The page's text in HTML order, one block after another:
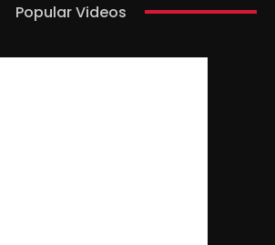
Popular Videos